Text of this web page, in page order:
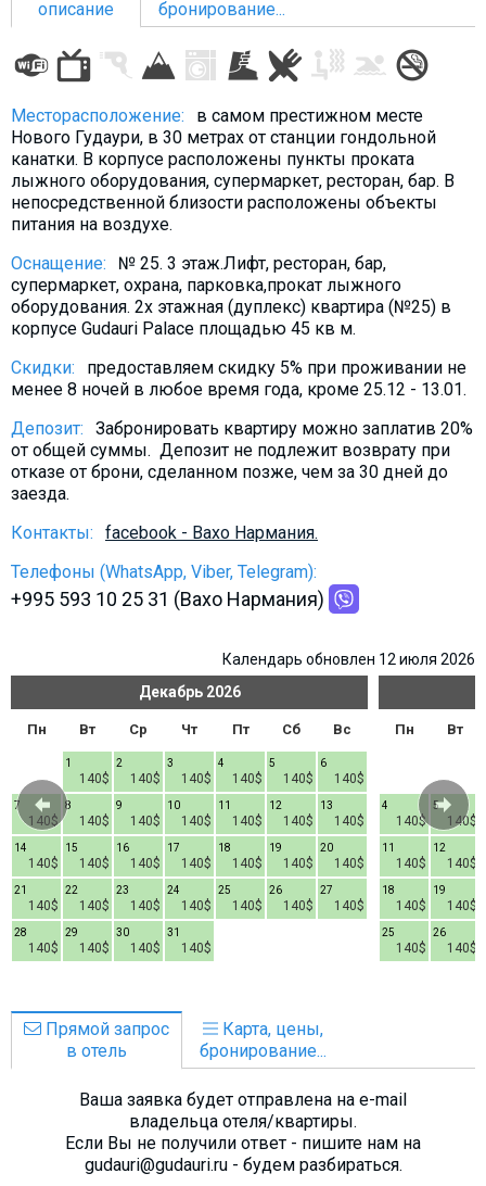
описание
бронирование...
Месторасположение:
в самом престижном месте
Нового Гудаури, в 30 метрах от станции гондольной
канатки. В корпусе расположены пункты проката
лыжного оборудования, супермаркет, ресторан, бар. В
непосредственной близости расположены объекты
питания на воздухе.
Оснащение:
№ 25. 3 этаж.Лифт, ресторан, бар,
супермаркет, охрана, парковка,прокат лыжного
оборудования. 2х этажная (дуплекс) квартира (№25) в
корпусе Gudauri Palace площадью 45 кв м.
Скидки:
предоставляем скидку 5% при проживании не
менее 8 ночей в любое время года, кроме 25.12 - 13.01.
Депозит:
Забронировать квартиру можно заплатив 20%
от общей суммы. Депозит не подлежит возврату при
отказе от брони, сделанном позже, чем за 30 дней до
заезда.
Контакты:
facebook - Вахо Нармания.
Телефоны (WhatsApp, Viber, Telegram):
+995 593 10 25 31 (Вахо Нармания)
Календарь обновлен 12 июля 2026
Декабрь 2026
Пн Вт Ср Чт Пт Сб Вс
140$
1
140$
2
140$
3
140$
4
140$
5
140$
6
140$
7
140$
8
140$
9
140$
10
140$
11
140$
12
140$
13
140$
14
140$
15
140$
16
140$
17
140$
18
140$
19
140$
20
140$
21
140$
22
140$
23
140$
24
140$
25
140$
26
140$
27
140$
28
140$
29
140$
30
140$
31
Пн Вт
140$
4
140$
5
140$
11
140$
12
140$
18
140$
19
140$
25
140$
26
Прямой запрос
в отель
Карта, цены,
бронирование...
Ваша заявка будет отправлена на e-mail
владельца отеля/квартиры.
Если Вы не получили ответ - пишите нам на
gudauri@gudauri.ru - будем разбираться.
ПРОЖИВАНИЕ
Квартиры
Коттеджи
Отели
Горячие предложения
Долгосрочная аренда
Казбеги
ГРУЗИЯ
О Грузии
Визы и Документы
Деньги
Мобильная связь
Галерея
Безопасность